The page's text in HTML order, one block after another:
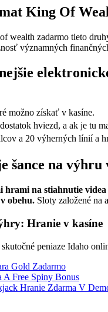
King Of
wealth zadarmo tieto
významných
možno získať v kasíne.
hviezd, a ak je tu
a 20 výherných línií a
šance na výhru
na stiahnutie
obehu. Sloty založené na
Hranie v kasíne
peniaze Idaho
Gold Zadarmo
A Free Spiny Bonus
Hranie Zdarma V